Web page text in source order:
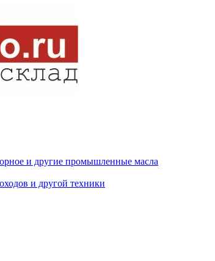
и другие промышленные масла
и другой техники